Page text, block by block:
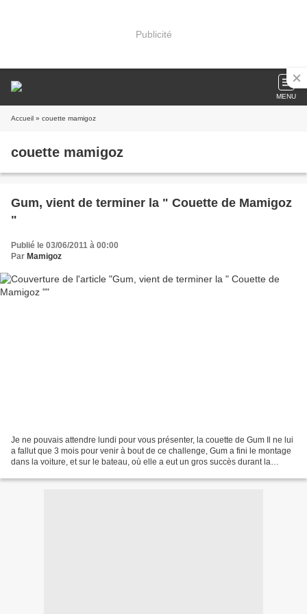
Publicité
MENU
Accueil » couette mamigoz
couette mamigoz
Gum, vient de terminer la " Couette de Mamigoz
"
Publié le 03/06/2011 à 00:00
Par Mamigoz
Je ne pouvais attendre lundi pour vous présenter, la couette de Gum Il ne lui
a fallut que 3 mois pour venir à bout de ce challenge, Gum a fini le montage
dans la voiture, et sur le bateau, où elle a eut un gros succès durant la